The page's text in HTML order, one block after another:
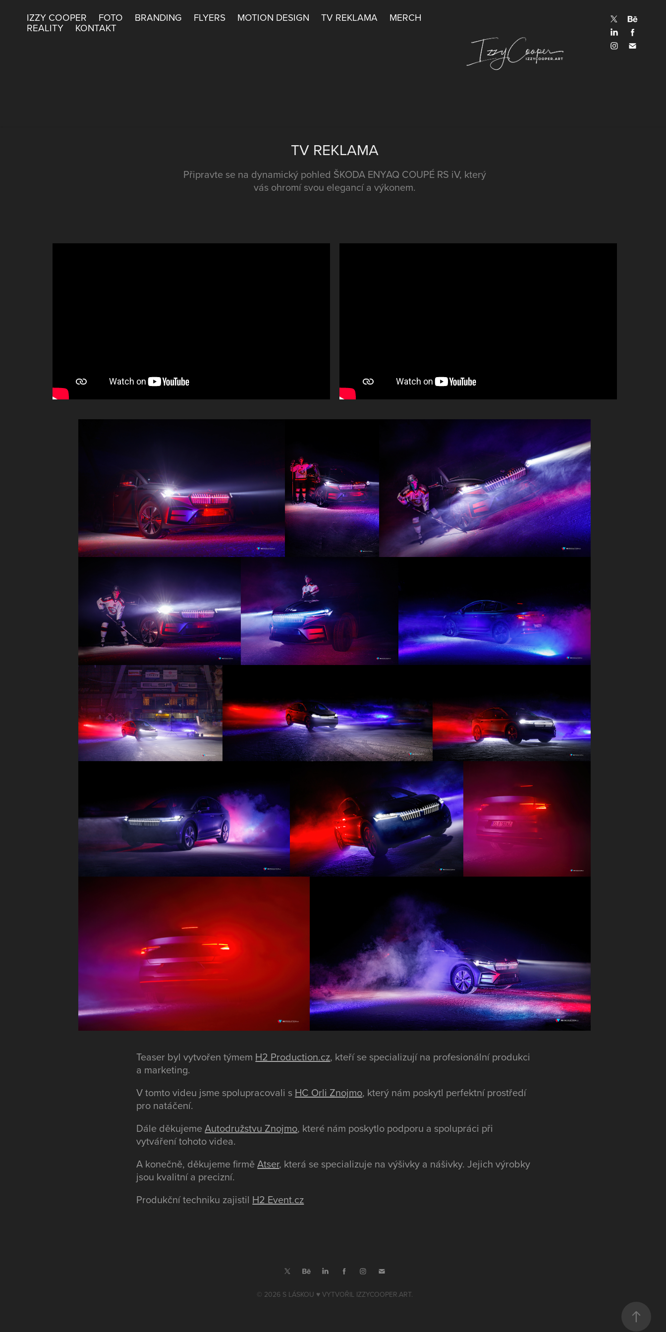
IZZY COOPER FOTO BRANDING FLYERS MOTION DESIGN TV REKLAMA MERCH
REALITY KONTAKT
TV REKLAMA
Připravte se na dynamický pohled ŠKODA ENYAQ COUPÉ RS iV, který
vás ohromí svou elegancí a výkonem.
Teaser byl vytvořen týmem H2 Production.cz, kteří se specializují na profesionální produkci
a marketing.
V tomto videu jsme spolupracovali s HC Orli Znojmo, který nám poskytl perfektní prostředí
pro natáčení.
Dále děkujemeAutodružstvu Znojmo, které nám poskytlo podporu a spolupráci při
vytváření tohoto videa.
A konečně, děkujeme firměAtser, která se specializuje na výšivky a nášivky. Jejich výrobky
jsou kvalitní a precizní.
Produkční techniku zajistil H2 Event.cz
© 2026 S LÁSKOU ♥️ VYTVOŘIL IZZYCOOPER.ART.